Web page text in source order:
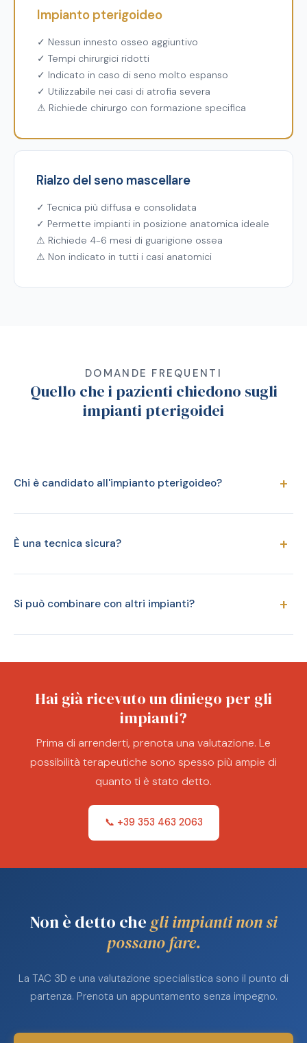
Impianto pterigoideo
✓ Nessun innesto osseo aggiuntivo
✓ Tempi chirurgici ridotti
✓ Indicato in caso di seno molto espanso
✓ Utilizzabile nei casi di atrofia severa
⚠ Richiede chirurgo con formazione specifica
Rialzo del seno mascellare
✓ Tecnica più diffusa e consolidata
✓ Permette impianti in posizione anatomica ideale
⚠ Richiede 4-6 mesi di guarigione ossea
⚠ Non indicato in tutti i casi anatomici
DOMANDE FREQUENTI
Quello che i pazienti chiedono sugli
impianti pterigoidei
Chi è candidato all'impianto pterigoideo? +
È una tecnica sicura? +
Si può combinare con altri impianti? +
Hai già ricevuto un diniego per gli
impianti?
Prima di arrenderti, prenota una valutazione. Le
possibilità terapeutiche sono spesso più ampie di
quanto ti è stato detto.
📞 +39 353 463 2063
Non è detto che gli impianti non si
possano fare.
La TAC 3D e una valutazione specialistica sono il punto di
partenza. Prenota un appuntamento senza impegno.